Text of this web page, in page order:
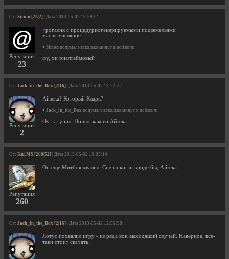
От: Sirion [23|2] | Дата 2013-05-02 13:59:01
Репутация
23
>рогалик с процедурногенерируемыми подземельями
масло масляное
• Sirion подумал несколько минут и добавил:
фу, он риалтаймовый
От: Jack_in_the_Box [2|16] | Дата 2013-05-02 13:22:37
Репутация
2
Айзека? Который Кларк?
• Jack_in_the_Box подумал несколько минут и добавил:
Оу, затупил. Понял, какого Айзека.
От: Kn1MS [260|52] | Дата 2013-05-02 13:03:14
Репутация
260
Он ещё Митбоя хвалил, Спеланки, и, вроде бы, Айзека.
От: Jack_in_the_Box [2|16] | Дата 2013-05-02 12:56:58
Лотус похвалил игру - из ряда вон выходящий случай. Наверное, все-
таки стоит скачать.